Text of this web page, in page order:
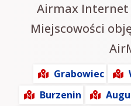
Airmax Internet
Miejscowości
Grabowiec
Burzenin